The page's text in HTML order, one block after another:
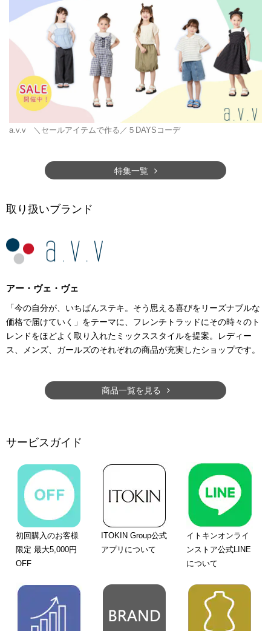
a.v.v ＼セールアイテムで作る／５DAYSコーデ
特集一覧
取り扱いブランド
アー・ヴェ・ヴェ
「今の自分が、いちばんステキ。そう思える喜びをリーズナブルな
価格で届けていく」をテーマに、フレンチトラッドにその時々のト
レンドをほどよく取り入れたミックススタイルを提案。レディー
ス、メンズ、ガールズのそれぞれの商品が充実したショップです。
商品一覧を見る
サービスガイド
初回購入のお客様
限定 最大5,000円
OFF
ITOKIN Group公式
アプリについて
イトキンオンライ
ンストア公式LINE
について